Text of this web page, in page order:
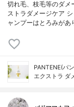
切れ毛、枝毛等のダメ
ストラダメージケア
ャンプーはとろみが
PANTENE(パ
エクストラ ダ